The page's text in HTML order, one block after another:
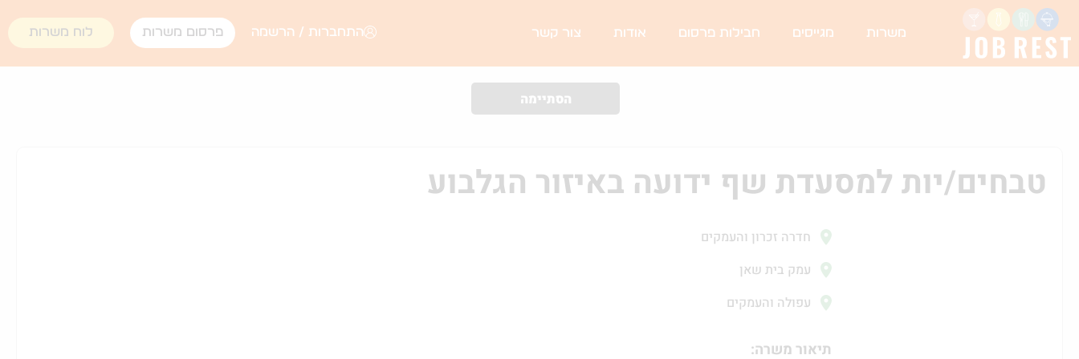
משרות מגייסים חבילות פרסום אודות צור קשר התחברות / הרשמה פרסום משרות לוח משרות
הסתיימה
טבחים/יות למסעדת שף ידועה באיזור הגלבוע
חדרה זכרון והעמקים
עמק בית שאן
עפולה והעמקים
תיאור משרה: